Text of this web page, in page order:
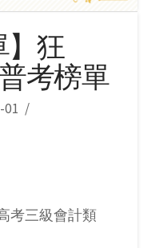
】狂
考榜單
考三級會計類